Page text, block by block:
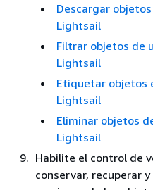
Descargar
Lightsail
Filtrar objetos de
Lightsail
Etiquetar objetos
Lightsail
Eliminar objetos
Lightsail
Habilite el control de
conservar, recuperar